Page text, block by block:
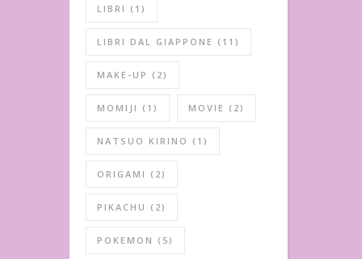
LIBRI (1)
LIBRI DAL GIAPPONE (11)
MAKE-UP (2)
MOMIJI (1) MOVIE (2)
NATSUO KIRINO (1)
ORIGAMI (2)
PIKACHU (2)
POKEMON (5)